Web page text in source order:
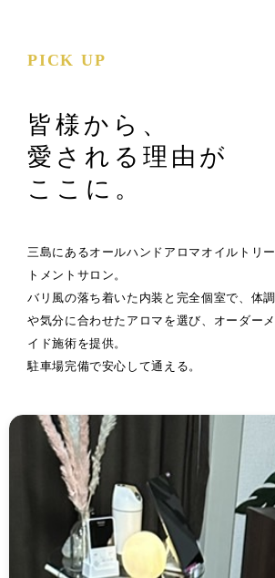
PICK UP
皆様から、
愛される理由が
ここに。
三島にあるオールハンドアロマオイルトリー
トメントサロン。
バリ風の落ち着いた内装と完全個室で、体調
や気分に合わせたアロマを選び、オーダーメ
イド施術を提供。
駐車場完備で安心して通える。